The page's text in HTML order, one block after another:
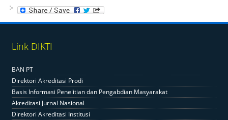
Link DIKTI
BAN PT
Direktori Akreditasi Prodi
Basis Informasi Penelitian dan Pengabdian Masyarakat
Akreditasi Jurnal Nasional
Direktori Akreditasi Institusi